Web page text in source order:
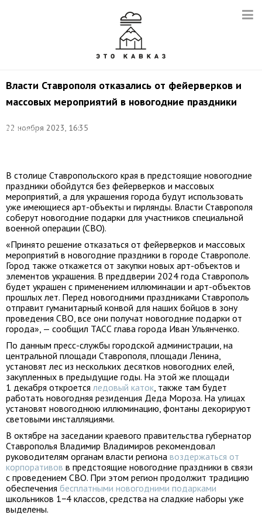
Власти Ставрополя отказались от фейерверков и
массовых мероприятий в новогодние праздники
22 ноября 2023, 16:35
Александр
В столице Ставропольского края в предстоящие новогодние
праздники обойдутся без фейерверков и массовых
мероприятий, а для украшения города будут использовать
уже имеющиеся арт-объекты и гирлянды. Власти Ставрополя
соберут новогодние подарки для участников специальной
военной операции (СВО).
«Принято решение отказаться от фейерверков и массовых
мероприятий в новогодние праздники в городе Ставрополе.
Город также откажется от закупки новых арт-объектов и
элементов украшения. В преддверии 2024 года Ставрополь
будет украшен с применением иллюминации и арт-объектов
прошлых лет. Перед новогодними праздниками Ставрополь
отправит гуманитарный конвой для наших бойцов в зону
проведения СВО, все они получат новогодние подарки от
города», — сообщил ТАСС глава города Иван Ульянченко.
По данным пресс-службы городской администрации, на
центральной площади Ставрополя, площади Ленина,
установят лес из нескольких десятков новогодних елей,
закупленных в предыдущие годы. На этой же площади
1 декабря откроетсяледовый каток, также там будет
работать новогодняя резиденция Деда Мороза. На улицах
установят новогоднюю иллюминацию, фонтаны декорируют
световыми инсталляциями.
В октябре на заседании краевого правительства губернатор
Ставрополья Владимир Владимиров рекомендовал
руководителям органам власти региона воздержаться от
корпоративов в предстоящие новогодние праздники в связи
с проведением СВО. При этом регион продолжит традицию
обеспечения бесплатными новогодними подарками
школьников 1−4 классов, средства на сладкие наборы уже
выделены.